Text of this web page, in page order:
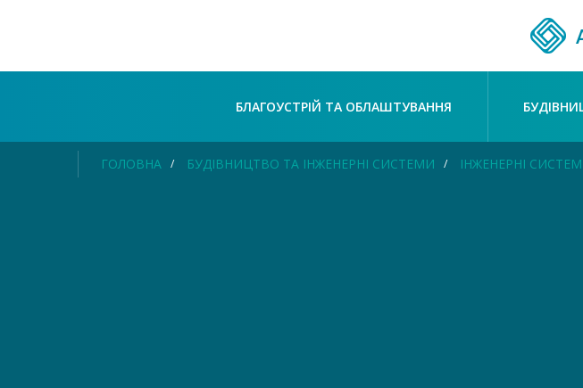
БЛАГОУСТРІЙ ТА ОБЛАШТУВАННЯ
ГОЛОВНА БУДІВНИЦТВО ТА ІНЖЕНЕРНІ СИСТЕМИ ІНЖЕНЕРНІ